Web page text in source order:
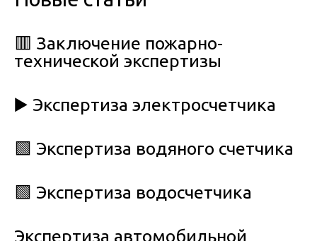
🟥 Заключение пожарно-
технической экспертизы
▶️ Экспертиза электросчетчика
🟩 Экспертиза водяного счетчика
🟩 Экспертиза водосчетчика
Экспертиза автомобильной